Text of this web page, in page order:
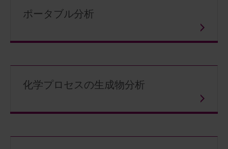
ポータブル分析
化学プロセスの生成物分析